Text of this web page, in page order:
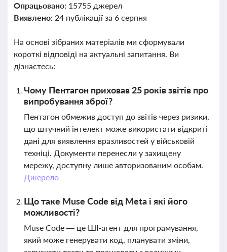
Опрацьовано: 15755 джерел
Виявлено: 24 публікації за 6 серпня
На основі зібраних матеріалів ми сформували
короткі відповіді на актуальні запитання. Ви
дізнаєтесь:
Чому Пентагон приховав 25 років звітів про
випробування зброї?
Пентагон обмежив доступ до звітів через ризики,
що штучний інтелект може використати відкриті
дані для виявлення вразливостей у військовій
техніці. Документи перенесли у захищену
мережу, доступну лише авторизованим особам.
Джерело
Що таке Muse Code від Meta і які його
можливості?
Muse Code — це ШІ-агент для програмування,
який може генерувати код, планувати зміни,